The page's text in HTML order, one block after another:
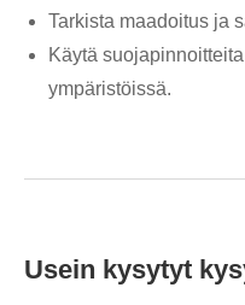
Tarkista maadoitus ja
Käytä
ympäristöissä.
Usein kysytyt